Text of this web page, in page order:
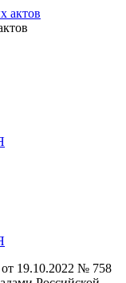
19.10.2022 № 758